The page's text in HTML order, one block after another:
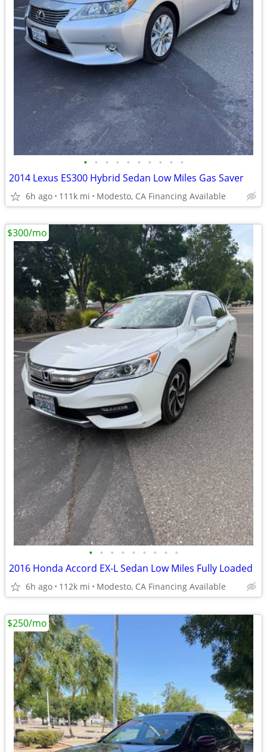
• • • • • • • • • •
2014 Lexus ES300 Hybrid Sedan Low Miles Gas Saver
6h ago 111k mi Modesto, CA Financing Available
• • • • • • • • •
2016 Honda Accord EX-L Sedan Low Miles Fully Loaded
6h ago 112k mi Modesto, CA Financing Available
$300/mo
$250/mo